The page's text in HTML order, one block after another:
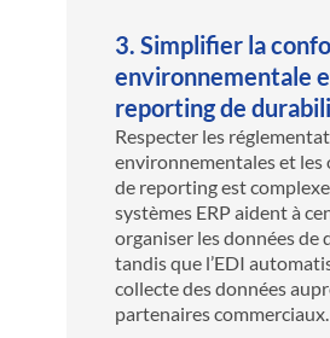
3. Simplifier la
environnementale
reporting de
Respecter les
environnementales et les
de reporting est
systèmes ERP aident à
organiser les données de
tandis que l’EDI
collecte des données
partenaires commerciaux.